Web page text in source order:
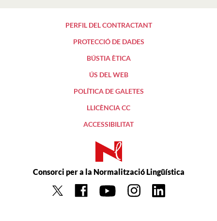
PERFIL DEL CONTRACTANT
PROTECCIÓ DE DADES
BÚSTIA ÈTICA
ÚS DEL WEB
POLÍTICA DE GALETES
LLICÈNCIA CC
ACCESSIBILITAT
Consorci per a la Normalització Lingüística